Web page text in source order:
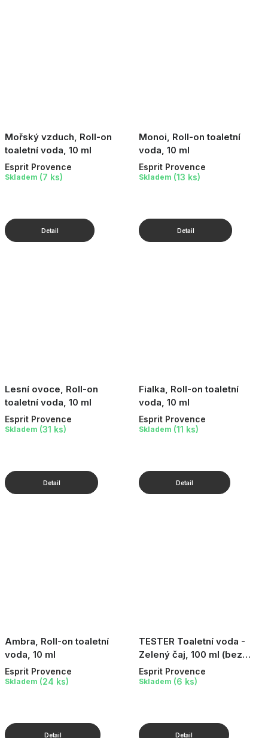
Mořský vzduch, Roll-on
toaletní voda, 10 ml
Esprit Provence
Skladem (7 ks)
Monoi, Roll-on toaletní
voda, 10 ml
Esprit Provence
Skladem (13 ks)
Lesní ovoce, Roll-on
toaletní voda, 10 ml
Esprit Provence
Skladem (31 ks)
Fialka, Roll-on toaletní
voda, 10 ml
Esprit Provence
Skladem (11 ks)
Ambra, Roll-on toaletní
voda, 10 ml
Esprit Provence
Skladem (24 ks)
TESTER Toaletní voda -
Zelený čaj, 100 ml (bez
víčka)
Esprit Provence
Skladem (6 ks)